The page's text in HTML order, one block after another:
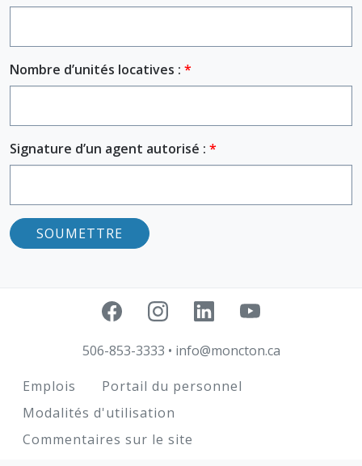
Nombre d’unités locatives :
Signature d’un agent autorisé :
506-853-3333 • info@moncton.ca
Footer
Emplois
Portail du personnel
Modalités d'utilisation
Commentaires sur le site